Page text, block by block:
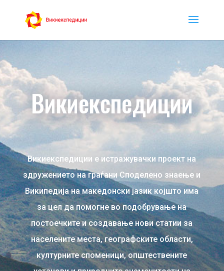
Викиекспедиции
Викиекспедиции е истражувачки проект на
здружението на граѓани Споделено знаење и
Википедија на македонски јазик којшто има
за цел да помогне во подобрување на
постоечките и создавање нови статии за
населените места, географските области,
културните споменици, општествените